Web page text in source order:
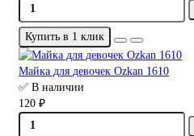
Купить в 1 клик
Майка для девочек Ozkan 1610
✅ В наличии
120 ₽